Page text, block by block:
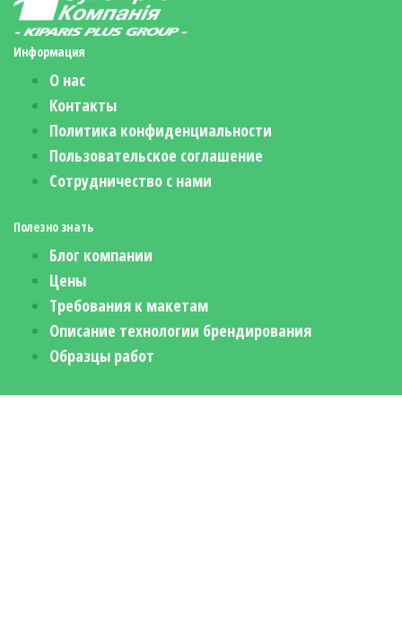
Информация
О нас
Контакты
Политика конфиденциальности
Пользовательское соглашение
Сотрудничество с нами
Полезно знать
Блог компании
Цены
Требования к макетам
Описание технологии брендирования
Образцы работ